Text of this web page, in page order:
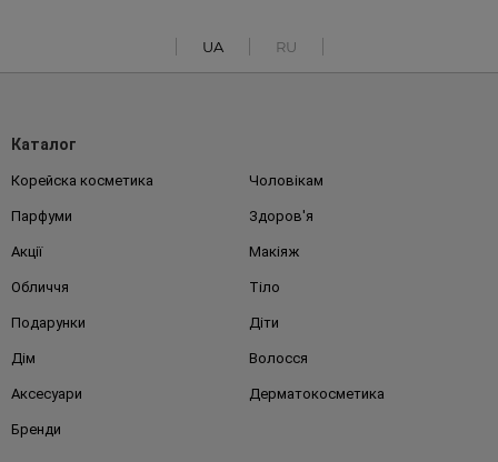
UA RU
Каталог
Корейска косметика Чоловікам
Парфуми Здоров'я
Акції Макіяж
Обличчя Тіло
Подарунки Діти
Дім Волосся
Аксесуари Дерматокосметика
Бренди